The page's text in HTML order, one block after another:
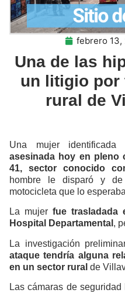
febrero 13,
Una de las
un litigio por
rural de
Una mujer
asesinada hoy en pleno
41, sector conocido
hombre le disparó y
motocicleta que lo
La mujer fue trasladada
Hospital Departamental ,
La investigación
ataque tendría alguna
en un sector rural de
Las cámaras de